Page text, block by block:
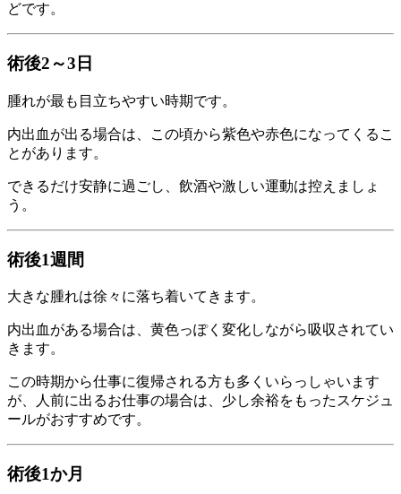
どです。
術後2～3日
腫れが最も目立ちやすい時期です。
内出血が出る場合は、この頃から紫色や赤色になってくるこ
とがあります。
できるだけ安静に過ごし、飲酒や激しい運動は控えましょ
う。
術後1週間
大きな腫れは徐々に落ち着いてきます。
内出血がある場合は、黄色っぽく変化しながら吸収されてい
きます。
この時期から仕事に復帰される方も多くいらっしゃいます
が、人前に出るお仕事の場合は、少し余裕をもったスケジュ
ールがおすすめです。
術後1か月